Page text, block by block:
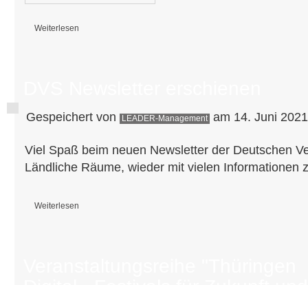
Weiterlesen
Gespeichert von LEADER-Management am 14. Juni
Viel Spaß beim neuen Newsletter der Deutschen
Ländliche Räume, wieder mit vielen Informationen
Weiterlesen